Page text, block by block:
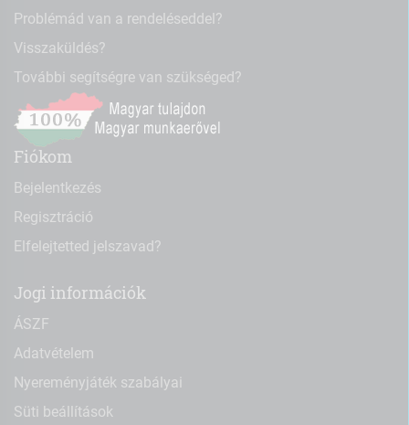
Problémád van a rendeléseddel?
Visszaküldés?
További segítségre van szükséged?
Fiókom
Bejelentkezés
Regisztráció
Elfelejtetted jelszavad?
Jogi információk
ÁSZF
Adatvételem
Nyereményjáték szabályai
Süti beállítások